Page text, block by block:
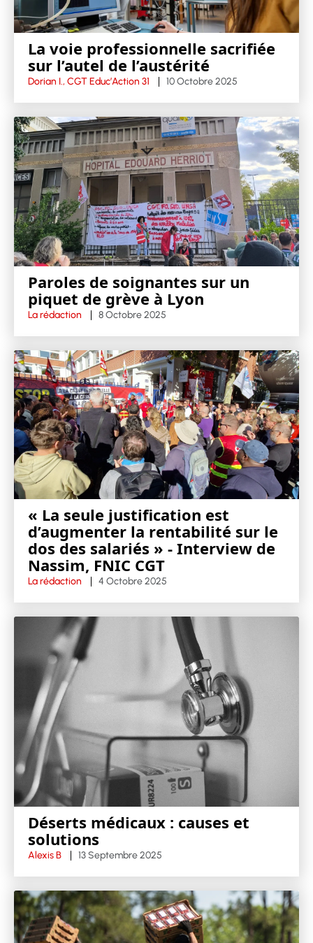
La voie professionnelle sacrifiée
sur l’autel de l’austérité
Dorian I., CGT Educ’Action 31 10 Octobre 2025
Paroles de soignantes sur un
piquet de grève à Lyon
La rédaction 8 Octobre 2025
« La seule justification est
d’augmenter la rentabilité sur le
dos des salariés » - Interview de
Nassim, FNIC CGT
La rédaction 4 Octobre 2025
Déserts médicaux : causes et
solutions
Alexis B 13 Septembre 2025